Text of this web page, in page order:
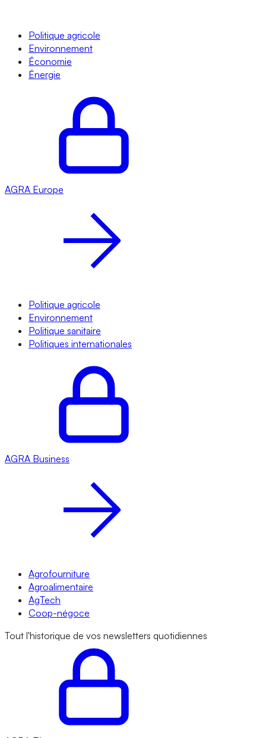
Politique agricole
Environnement
Économie
Énergie
AGRA Europe
Politique agricole
Environnement
Politique sanitaire
Politiques internationales
AGRA Business
Agrofourniture
Agroalimentaire
AgTech
Coop-négoce
Tout l'historique de vos newsletters quotidiennes